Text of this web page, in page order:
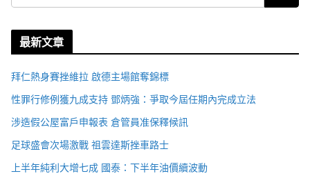
最新文章
拜仁熱身賽挫維拉 啟德主場館奪錦標
性罪行修例獲九成支持 鄧炳強：爭取今屆任期內完成立法
涉造假公屋富戶申報表 倉管員准保釋候訊
足球盛會次場激戰 祖雲達斯挫車路士
上半年純利大增七成 國泰：下半年油價續波動